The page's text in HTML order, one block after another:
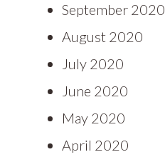
September 2020
August 2020
July 2020
June 2020
May 2020
April 2020